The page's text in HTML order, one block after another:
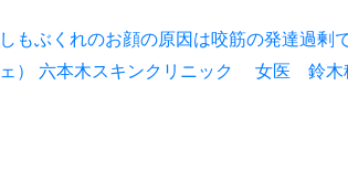
しもぶくれのお顔の原因は咬筋の発達過剰
ェ） 六本木スキンクリニック 女医 鈴木